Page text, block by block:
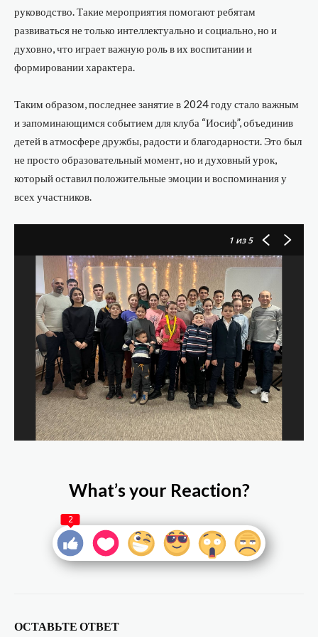
руководство. Такие мероприятия помогают ребятам
развиваться не только интеллектуально и социально, но и
духовно, что играет важную роль в их воспитании и
формировании характера.
Таким образом, последнее занятие в 2024 году стало важным
и запоминающимся событием для клуба “Иосиф”, объединив
детей в атмосфере дружбы, радости и благодарности. Это был
не просто образовательный момент, но и духовный урок,
который оставил положительные эмоции и воспоминания у
всех участников.
1 из 5
What’s your Reaction?
2
ОСТАВЬТЕ ОТВЕТ